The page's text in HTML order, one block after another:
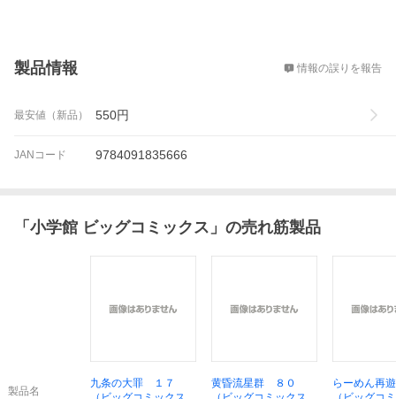
製品情報 情報の誤りを報告
最安値（新品） 550円
JANコード 9784091835666
「 小学館 ビッグコミックス 」の売れ筋製品
製品名
九条の大罪 １７
黄昏流星群 ８０
らーめん再